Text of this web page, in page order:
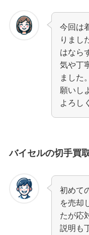
今回は
りまし
はなら
気や丁
ました
願いし
よろし
バイセルの切手買
初めて
を売却
たが応
説明も